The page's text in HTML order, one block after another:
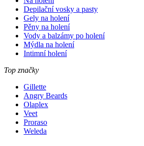
Depilační vosky a pasty
Gely na holení
Pěny na holení
Vody a balzámy po holení
Mýdla na holení
Intimní holení
Top značky
Gillette
Angry Beards
Olaplex
Veet
Proraso
Weleda